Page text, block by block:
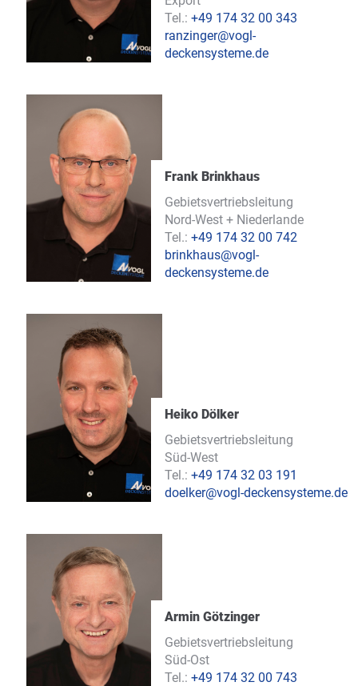
Tel.:+49 174 32 00 343
ranzinger@vogl-
deckensysteme.de
Frank Brinkhaus
Gebietsvertriebsleitung
Nord-West + Niederlande
Tel.:+49 174 32 00 742
brinkhaus@vogl-
deckensysteme.de
Heiko Dölker
Gebietsvertriebsleitung
Süd-West
Tel.:+49 174 32 03 191
doelker@vogl-deckensysteme.de
Armin Götzinger
Gebietsvertriebsleitung
Süd-Ost
Tel.:+49 174 32 00 743